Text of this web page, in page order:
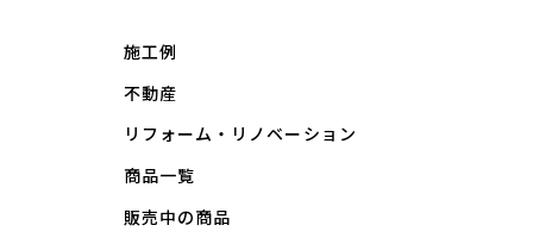
施工例
不動産
リフォーム・リノベーション
商品一覧
販売中の商品